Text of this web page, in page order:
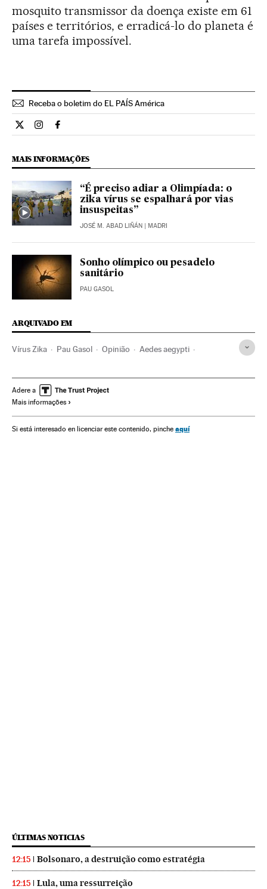
mosquito transmissor da doença existe em 61
países e territórios, e erradicá-lo do planeta é
uma tarefa impossível.
Receba o boletim do EL PAÍS América
Opiniao El País Brasil en Twitter
Opiniao El País Brasil en Instagram
Opiniao El País Brasil en Facebook
MAIS INFORMAÇÕES
“É preciso adiar a Olimpíada: o
zika vírus se espalhará por vias
insuspeitas”
JOSÉ M. ABAD LIÑÁN | MADRI
Sonho olímpico ou pesadelo
sanitário
PAU GASOL
ARQUIVADO EM
Vírus Zika Pau Gasol Opinião Aedes aegypti
Malformações congênitas
Insetos Brasil
Adere a
Mais informações
Si está interesado en licenciar este contenido, pinche aquí
ÚLTIMAS NOTICIAS
12:15 Bolsonaro, a destruição como estratégia
12:15 Lula, uma ressurreição